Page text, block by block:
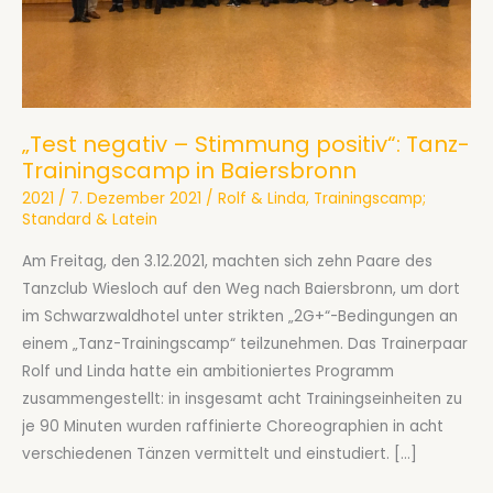
„Test negativ – Stimmung positiv“: Tanz-
Trainingscamp in Baiersbronn
2021 / 7. Dezember 2021 / Rolf & Linda, Trainingscamp;
Standard & Latein
Am Freitag, den 3.12.2021, machten sich zehn Paare des
Tanzclub Wiesloch auf den Weg nach Baiersbronn, um dort
im Schwarzwaldhotel unter strikten „2G+“-Bedingungen an
einem „Tanz-Trainingscamp“ teilzunehmen. Das Trainerpaar
Rolf und Linda hatte ein ambitioniertes Programm
zusammengestellt: in insgesamt acht Trainingseinheiten zu
je 90 Minuten wurden raffinierte Choreographien in acht
verschiedenen Tänzen vermittelt und einstudiert. […]